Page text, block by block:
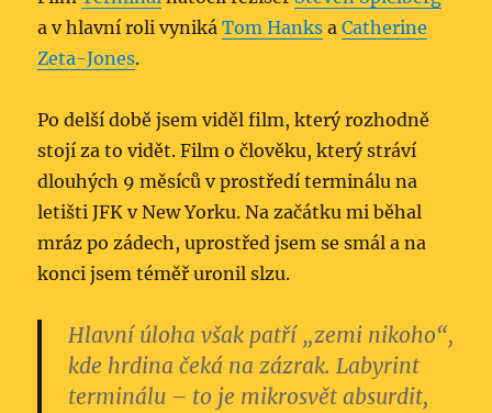
a v hlavní roli vynikáTom Hanks aCatherine
Zeta-Jones.
Po delší době jsem viděl film, který rozhodně
stojí za to vidět. Film o člověku, který stráví
dlouhých 9 měsíců v prostředí terminálu na
letišti JFK v New Yorku. Na začátku mi běhal
mráz po zádech, uprostřed jsem se smál a na
konci jsem téměř uronil slzu.
Hlavní úloha však patří „zemi nikoho“,
kde hrdina čeká na zázrak. Labyrint
terminálu – to je mikrosvět absurdit,